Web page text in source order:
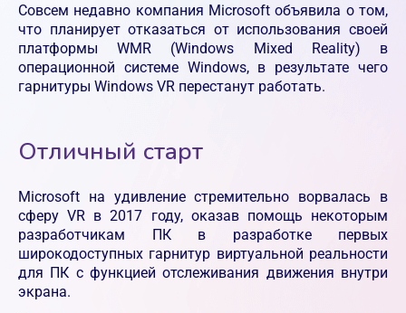
Совсем недавно компания Microsoft объявила о том,
что планирует отказаться от использования своей
платформы WMR (Windows Mixed Reality) в
операционной системе Windows, в результате чего
гарнитуры Windows VR перестанут работать.
Отличный старт
Microsoft на удивление стремительно ворвалась в
сферу VR в 2017 году, оказав помощь некоторым
разработчикам ПК в разработке первых
широкодоступных гарнитур виртуальной реальности
для ПК с функцией отслеживания движения внутри
экрана.